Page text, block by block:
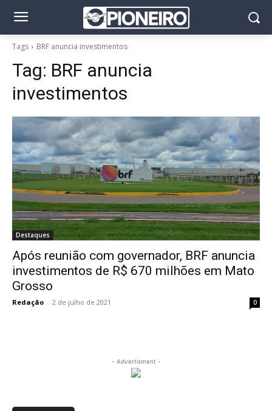
Tags BRF anuncia investimentos
Tag: BRF anuncia
investimentos
Destaques
Após reunião com governador, BRF anuncia
investimentos de R$ 670 milhões em Mato
Grosso
Redação - 2 de julho de 2021 0
- Advertisment -